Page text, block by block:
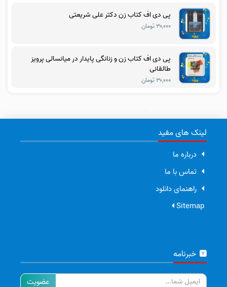
پی دی اف کتاب زن دکتر علی شریعتی
۳۰,۰۰۰ تومان
پی دی اف کتاب زن و زنانگی پایدار در میانسالی پرویز
طالقانی
۳۰,۰۰۰ تومان
لینک های مفید
درباره ما
تماس با ما
راهنمای دانلود
Sitemap
خبرنامه
ایمیل